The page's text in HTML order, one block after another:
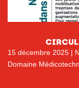
15 décembre 2025 |
Domaine